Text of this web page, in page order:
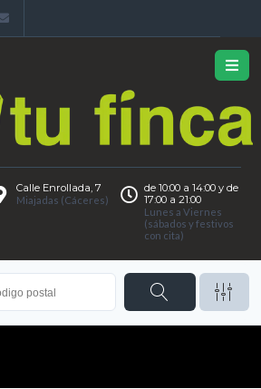
Calle Enrollada, 7
Miajadas (Cáceres)
de 10:00 a 14:00 y de
17:00 a 21:00
Lunes a Viernes
(sábados y festivos
con cita)